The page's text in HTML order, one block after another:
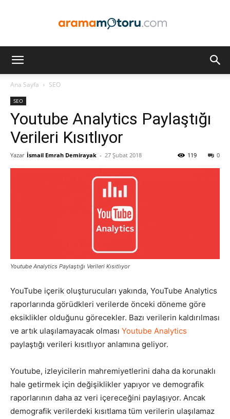
Optimizasyonu
Pazarlaması
–
SEO,
SEM,
Ana Sayfa SEO
SEO
Youtube Analytics Paylaştığı
Verileri Kısıtlıyor
Yazar İsmail Emrah Demirayak - 27 Şubat 2018 0
119
Youtube Analytics Paylaştığı Verileri Kısıtlıyor
YouTube içerik oluşturucuları yakında, YouTube Analytics
raporlarında görüdkleri verilerde önceki döneme göre
eksiklikler olduğunu görecekler. Bazı verilerin kaldırılması
ve artık ulaşılamayacak olması Youtube Analytics
paylaştığı verileri kısıtlıyor anlamına geliyor.
Youtube, izleyicilerin mahremiyetlerini daha da korunaklı
hale getirmek için değişiklikler yapıyor ve demografik
raporlarının daha az veri içereceğini paylaşıyor. Ancak
demografik verilerdeki kısıtlama tüm verilerin ulaşılamaz